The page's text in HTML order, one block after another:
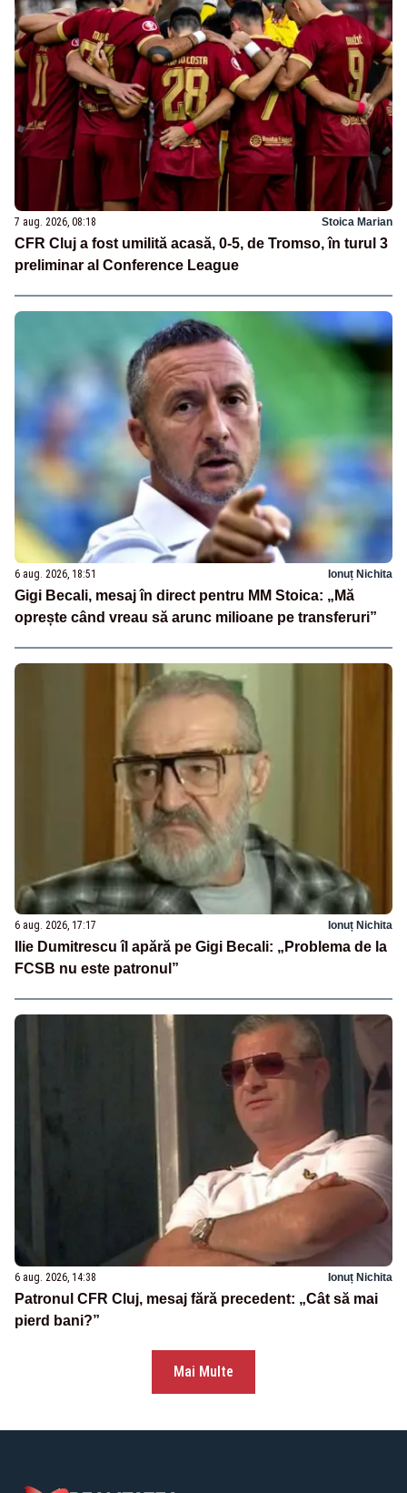
7 aug. 2026, 08:18 Stoica Marian
CFR Cluj a fost umilită acasă, 0-5, de Tromso, în turul 3
preliminar al Conference League
6 aug. 2026, 18:51 Ionuț Nichita
Gigi Becali, mesaj în direct pentru MM Stoica: „Mă
oprește când vreau să arunc milioane pe transferuri”
6 aug. 2026, 17:17 Ionuț Nichita
Ilie Dumitrescu îl apără pe Gigi Becali: „Problema de la
FCSB nu este patronul”
6 aug. 2026, 14:38 Ionuț Nichita
Patronul CFR Cluj, mesaj fără precedent: „Cât să mai
pierd bani?”
Mai Multe